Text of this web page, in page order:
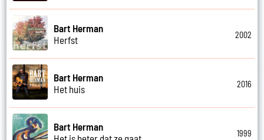
Bart Herman
Herfst
2002
Bart Herman
Het huis
2016
Bart Herman
1999